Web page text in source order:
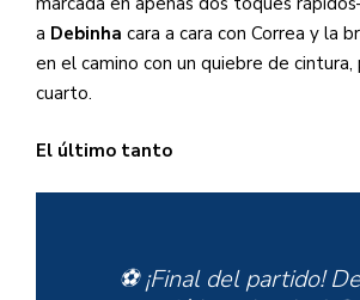
a Debinha cara a cara con Correa y la
en el camino con un quiebre de
cuarto.
El último tanto
⚽️ ¡Final del partido!